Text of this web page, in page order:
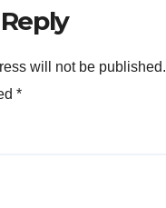
will not be published.
*